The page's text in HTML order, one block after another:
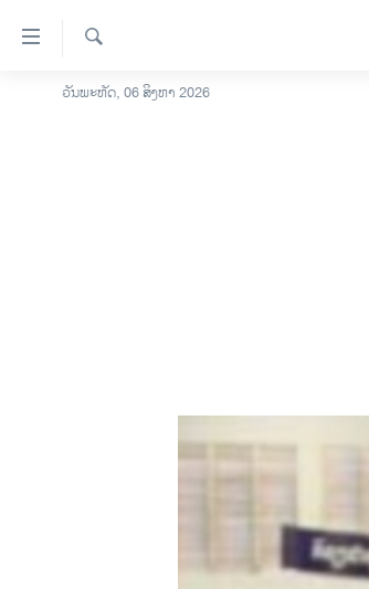
ລິ້ງ
ສຳຫລັບ
ໂຮມເພຈ
ຄົ້ນຫາ
ວັນພະຫັດ, 06 ສິງຫາ 2026